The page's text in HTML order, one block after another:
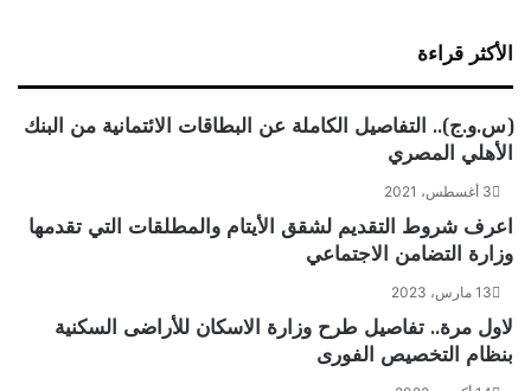
الأكثر قراءة
(س.و.ج).. التفاصيل الكاملة عن البطاقات الائتمانية من البنك
الأهلي المصري
3 أغسطس، 2021
اعرف شروط التقديم لشقق الأيتام والمطلقات التي تقدمها
وزارة التضامن الاجتماعي
13 مارس، 2023
لاول مرة.. تفاصيل طرح وزارة الاسكان للأراضى السكنية
بنظام التخصيص الفورى